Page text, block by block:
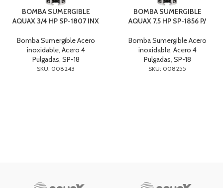
BOMBA SUMERGIBLE
AQUAX 3/4 HP SP-1807 INX
Bomba Sumergible Acero
inoxidable, Acero 4
Pulgadas, SP-18
SKU: 008243
BOMBA SUMERGIBLE
AQUAX 7.5 HP SP-1856 P/
Bomba Sumergible Acero
inoxidable, Acero 4
Pulgadas, SP-18
SKU: 008255